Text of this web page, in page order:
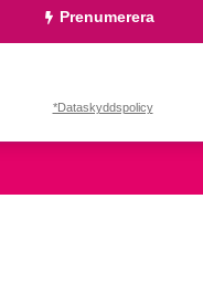
Prenumerera
*Dataskyddspolicy